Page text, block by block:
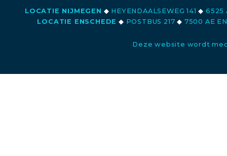
LOCATIE NIJMEGEN ◆ HEYENDAALSEWEG 141◆ 6525
LOCATIE ENSCHEDE ◆ POSTBUS 217◆ 7500 AE
Deze website wordt